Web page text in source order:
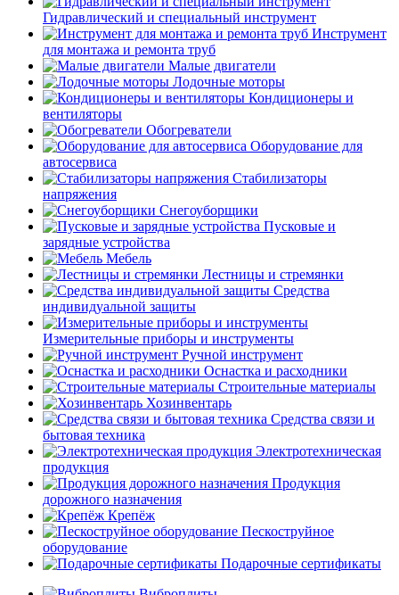
Гидравлический и специальный инструмент
Инструмент
для монтажа и ремонта труб
Малые двигатели
Лодочные моторы
Кондиционеры и
вентиляторы
Обогреватели
Оборудование для
автосервиса
Стабилизаторы
напряжения
Снегоуборщики
Пусковые и
зарядные устройства
Мебель
Лестницы и стремянки
Средства
индивидуальной защиты
Измерительные приборы и инструменты
Ручной инструмент
Оснастка и расходники
Строительные материалы
Хозинвентарь
Средства связи и
бытовая техника
Электротехническая
продукция
Продукция
дорожного назначения
Крепёж
Пескоструйное
оборудование
Подарочные сертификаты